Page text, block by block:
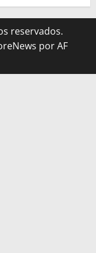
reservados.
por AF